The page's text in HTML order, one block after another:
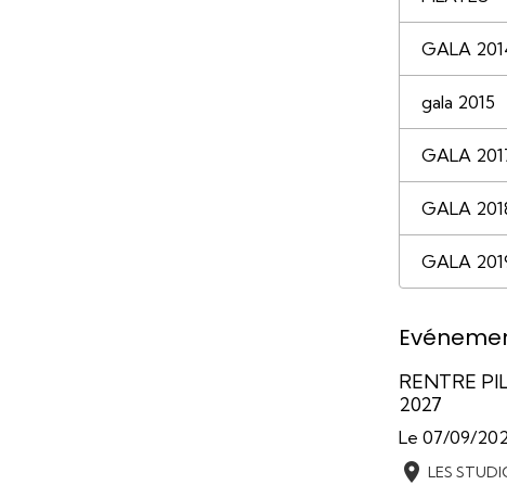
GALA
gala 2015
GALA
GALA
GALA
RENTRE
2027
Le 07/09/
LES